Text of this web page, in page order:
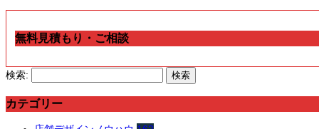
無料見積もり・ご相談
検索:
カテゴリー